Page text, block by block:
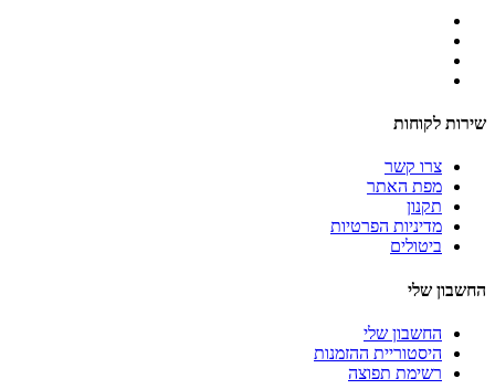
שירות לקוחות
צרו קשר
מפת האתר
תקנון
מדיניות הפרטיות
ביטולים
החשבון שלי
החשבון שלי
היסטוריית ההזמנות
רשימת תפוצה